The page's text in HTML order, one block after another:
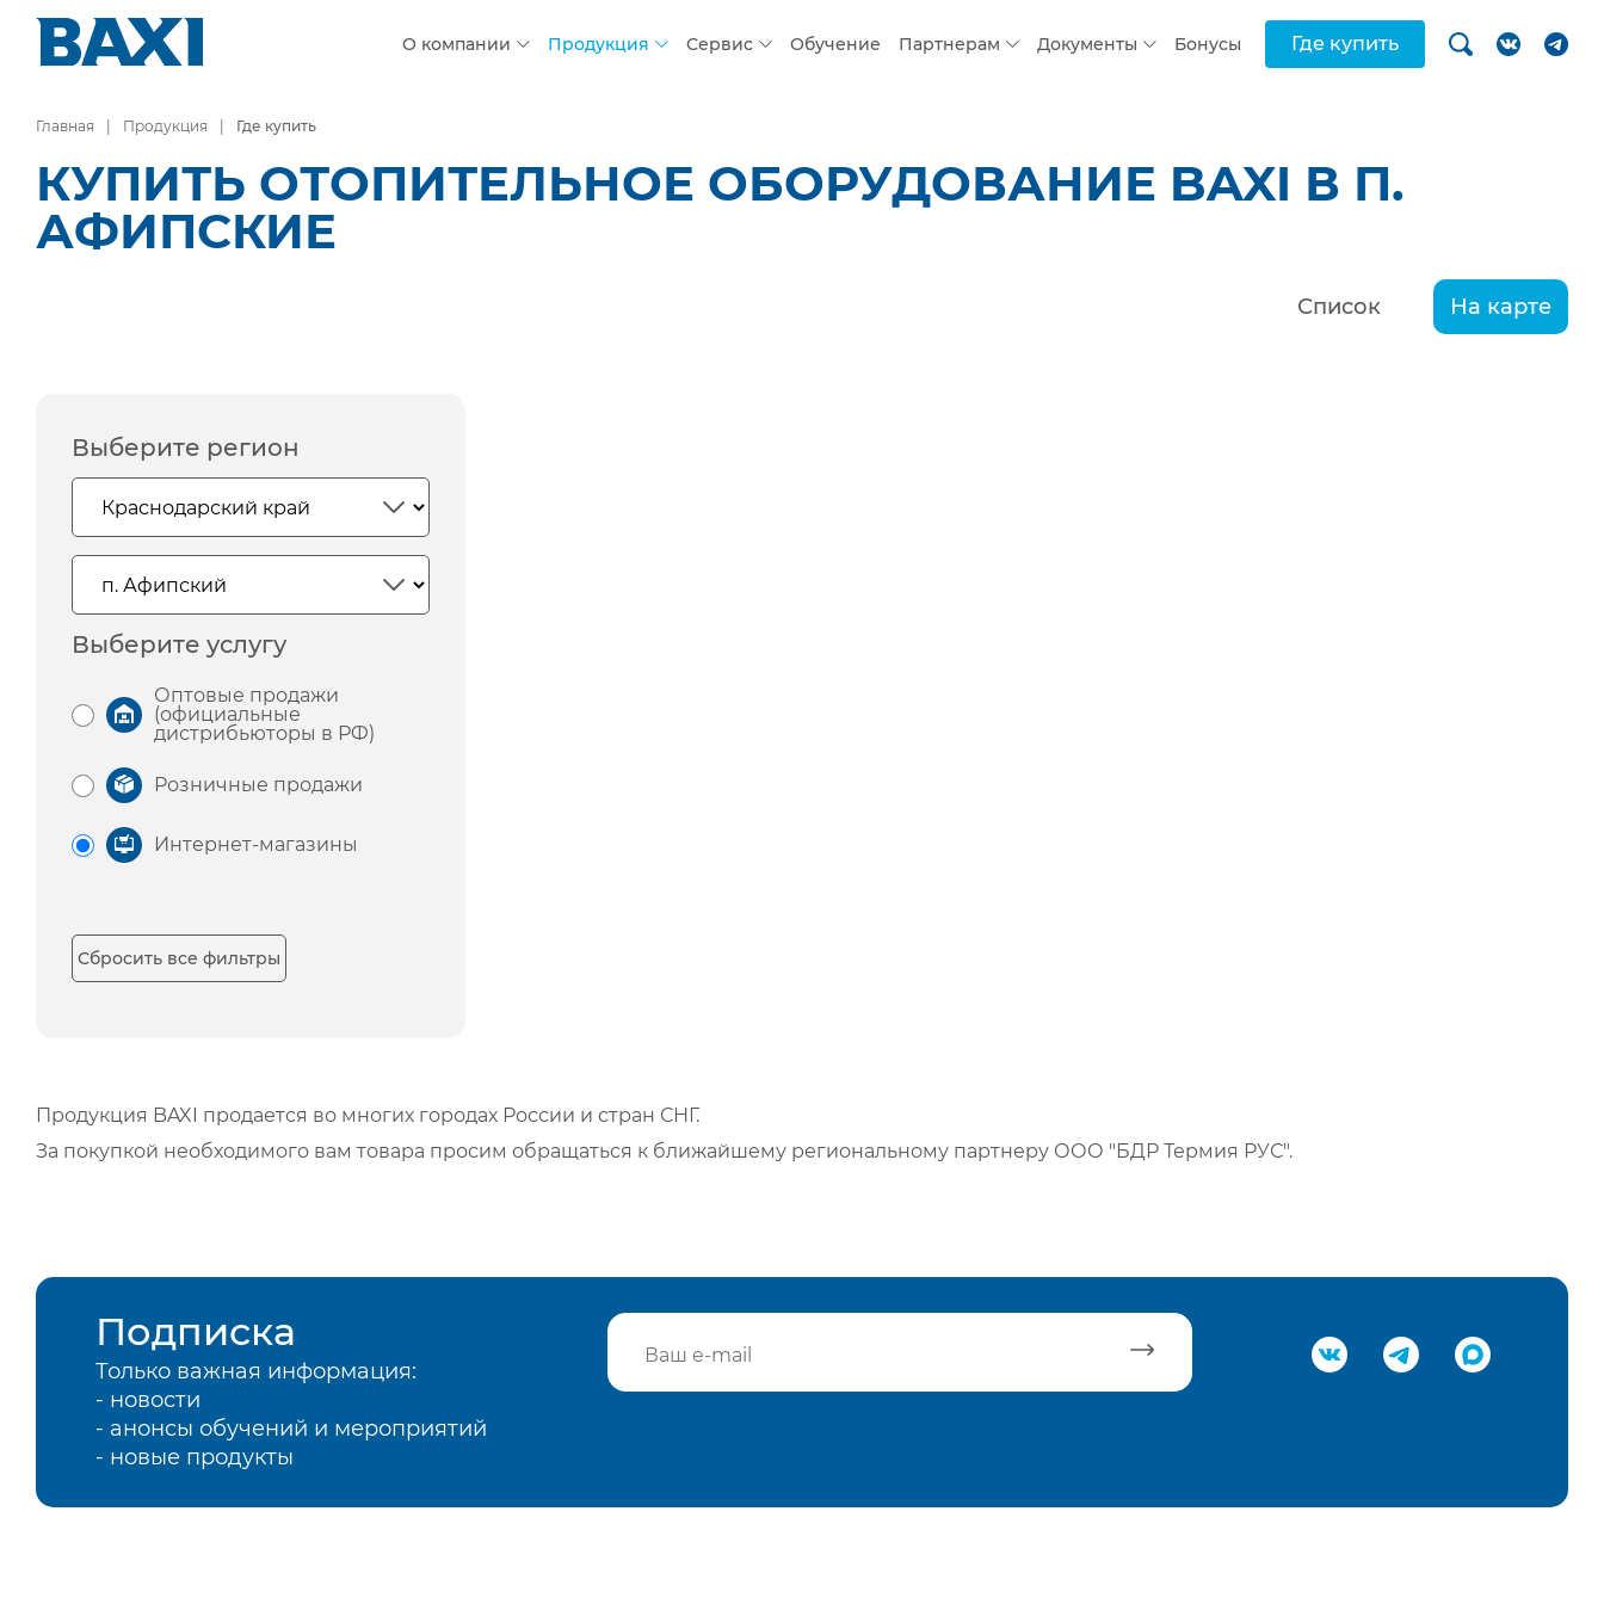
О компании Продукция Сервис Обучение Партнерам Документы Бонусы Где купить
Главная Продукция Где купить
КУПИТЬ ОТОПИТЕЛЬНОЕ ОБОРУДОВАНИЕ BAXI В П.
АФИПСКИЕ
Список На карте
Выберите регион
Выберите услугу
Оптовые продажи
(официальные
дистрибьюторы в РФ)
Розничные продажи
Интернет-магазины
Сбросить все фильтры
Продукция BAXI продается во многих городах России и стран СНГ.
За покупкой необходимого вам товара просим обращаться к ближайшему региональному партнеру ООО "БДР Термия РУС".
Подписка
Только важная информация:
- новости
- анонсы обучений и мероприятий
- новые продукты